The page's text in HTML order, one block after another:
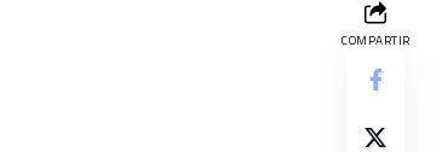
COMPARTIR